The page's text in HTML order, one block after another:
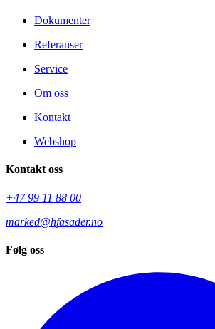
Dokumenter
Referanser
Service
Om oss
Kontakt
Webshop
Kontakt oss
+47 99 11 88 00
marked@hfasader.no
Følg oss